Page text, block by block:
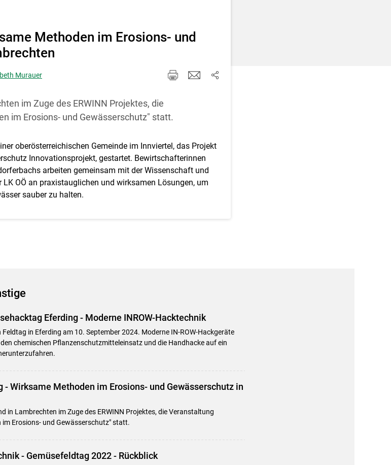
Skip to main content
Methoden im Erosions- und
Murauer
im Zuge des ERWINN Projektes, die
im Erosions- und Gewässerschutz" statt.
oberösterreichischen Gemeinde im Innviertel, das Projekt
Innovationsprojekt, gestartet. Bewirtschafterinnen
arbeiten gemeinsam mit der Wissenschaft und
LK OÖ an praxistauglichen und wirksamen Lösungen, um
sauber zu halten.
Eferding - Moderne INROW-Hacktechnik
Feldtag in Eferding am 10. September 2024. Moderne IN-ROW-Hackgeräte
chemischen Pflanzenschutzmitteleinsatz und die Handhacke auf ein
- Wirksame Methoden im Erosions- und Gewässerschutz in
in Lambrechten im Zuge des ERWINN Projektes, die Veranstaltung
im Erosions- und Gewässerschutz" statt.
- Gemüsefeldtag 2022 - Rückblick